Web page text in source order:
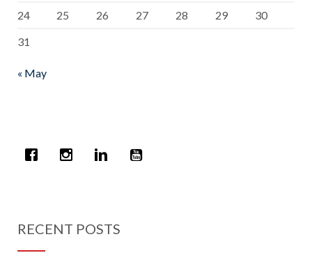
24 25 26 27 28 29
30
31
« May
RECENT POSTS